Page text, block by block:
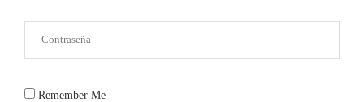
Remember Me